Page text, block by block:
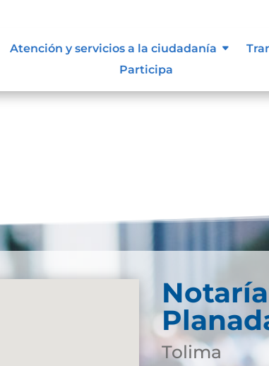
Atención y servicios a la ciudadanía
Participa
para tomar
Tolima